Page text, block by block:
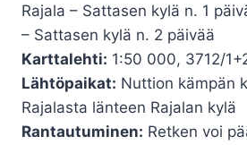
Rajala – Sattasen kylä n. 1
– Sattasen kylä n. 2 päivää
Karttalehti: 1:50 000, 3712/
Lähtöpaikat: Nuttion kämpän
Rajalasta länteen Rajalan kylä
Rantautuminen: Retken voi